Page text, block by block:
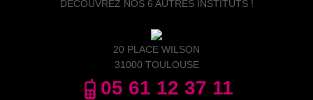
DECOUVREZ NOS 6 AUTRES INSTITUTS !
20 PLACE WILSON
31000 TOULOUSE
05 61 12 37 11